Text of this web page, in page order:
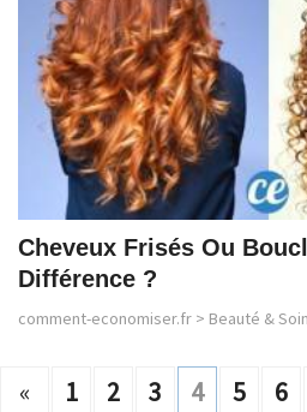
Cheveux Frisés Ou
Différence ?
comment-economiser.fr > Beauté &
« 1 2 3 4 5 6